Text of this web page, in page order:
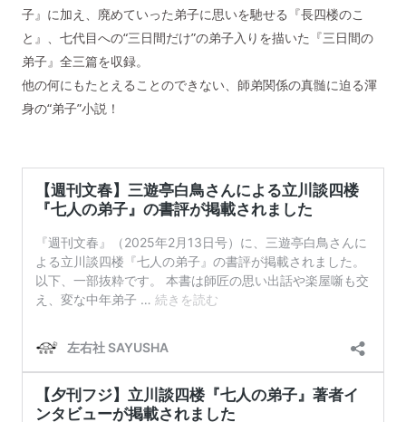
子』に加え、廃めていった弟子に思いを馳せる『長四楼のこ
と』、七代目への“三日間だけ”の弟子入りを描いた『三日間の
弟子』全三篇を収録。
他の何にもたとえることのできない、師弟関係の真髄に迫る渾
身の“弟子”小説！